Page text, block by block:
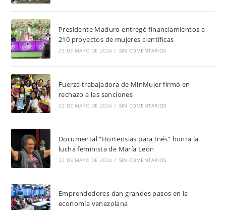
Presidente Maduro entregó financiamientos a
210 proyectos de mujeres científicas
23 DE MAYO DE 2024 / SIN COMENTARIOS
Fuerza trabajadora de MinMujer firmó en
rechazo a las sanciones
22 DE MAYO DE 2024 / SIN COMENTARIOS
Documental “Hortensias para Inés” honra la
lucha feminista de María León
22 DE MAYO DE 2024 / SIN COMENTARIOS
Emprendedores dan grandes pasos en la
economía venezolana